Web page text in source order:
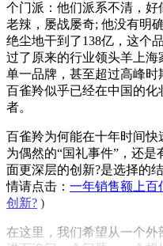
个门派：他们派系不清，
老辣，屡战屡奇; 他没有明
绝尘地干到了138亿，这个
过了原来的行业领头羊上
单一品牌，甚至超过高峰时
百雀羚似乎已经在中国的
者。
百雀羚为何能在十年时间快
为偶然的“国礼事件”，还
面更深层的创新?是选择的
情请点击： 一年销售额上百
创新? )
在这里，我们希望从一个